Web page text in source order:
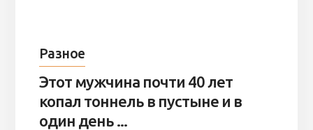
Разное
Этот мужчина почти 40 лет
копал тоннель в пустыне и в
один день ...